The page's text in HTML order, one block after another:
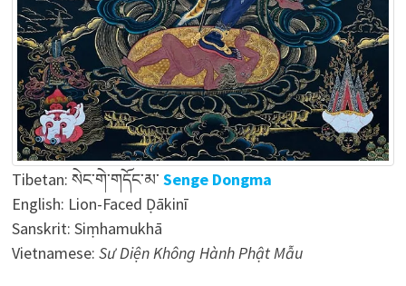
Tibetan: སེང་གེ་གདོང་མ་ Senge Dongma
English: Lion-Faced Ḍākinī
Sanskrit: Siṃhamukhā
Vietnamese: Sư Diện Không Hành Phật Mẫu